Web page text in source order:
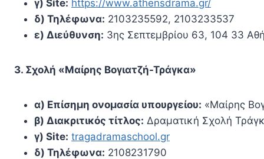
γ) Site: https://www.athensdrama.gr/
δ) Τηλέφωνα: 2103235592, 2103233537
ε) Διεύθυνση: 3ης Σεπτεμβρίου 63, 104 33
3. Σχολή «Μαίρης Βογιατζή-Τράγκα»
α) Επίσημη ονομασία υπουργείου: «Μαίρης
β) Διακριτικός τίτλος: Δραματική Σχολή
γ) Site: tragadramaschool.gr
δ) Τηλέφωνα: 2108231790